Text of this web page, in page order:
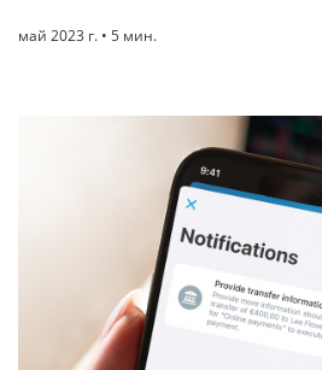
май 2023 г. • 5 мин.